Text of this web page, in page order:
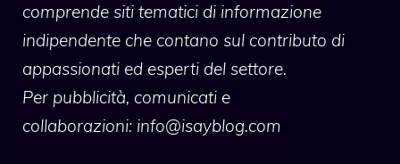
comprende siti tematici di informazione
indipendente che contano sul contributo di
appassionati ed esperti del settore.
Per pubblicità, comunicati e
collaborazioni: info@isayblog.com